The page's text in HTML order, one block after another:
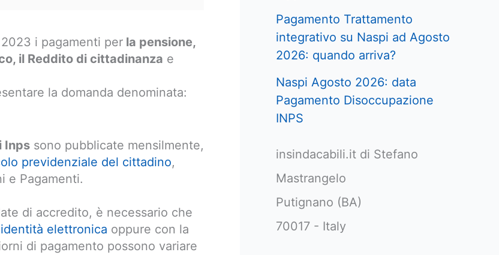
i pagamenti per la pensione,
il Reddito di cittadinanza e
la domanda denominata:
Inps sono pubblicate mensilmente,
previdenziale del cittadino,
e Pagamenti.
di accredito, è necessario che
elettronica oppure con la
di pagamento possono variare
Pagamento Trattamento
integrativo su Naspi ad Agosto
2026: quando arriva?
Naspi Agosto 2026: data
Pagamento Disoccupazione
INPS
insindacabili.it di Stefano
Mastrangelo
Putignano (BA)
70017 - Italy